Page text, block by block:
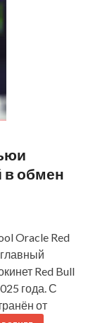
в обмен
Oracle Red
Red Bull
года. С
от